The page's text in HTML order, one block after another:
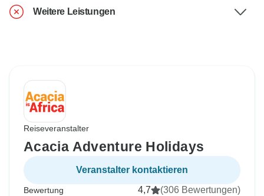
Weitere Leistungen
Reiseveranstalter
Acacia Adventure Holidays
Veranstalter kontaktieren
Bewertung 4,7 (306 Bewertungen)